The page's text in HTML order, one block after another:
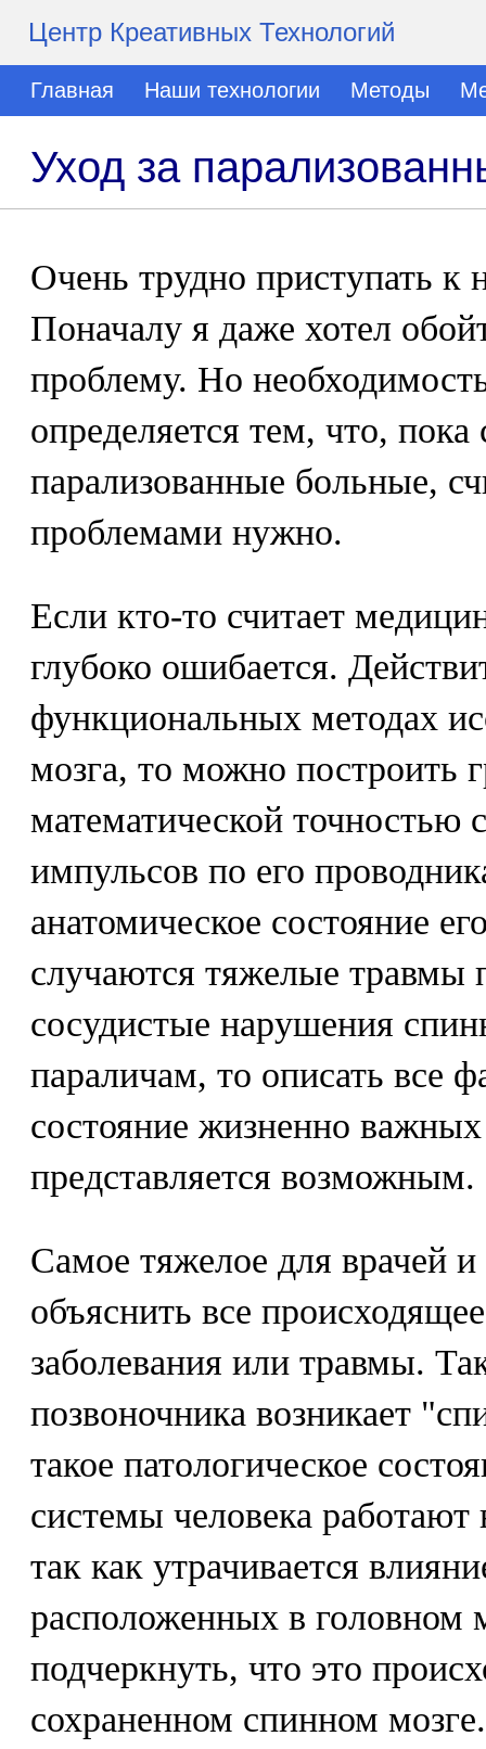
Центр Креативных Технологий
Главная Наши технологии Методы
Уход за
Очень трудно приступать к
Поначалу я даже хотел
проблему. Но
определяется тем, что,
парализованные больные,
проблемами нужно.
Если кто-то считает
глубоко ошибается.
функциональных методах
мозга, то можно построить
математической точностью
импульсов по его
анатомическое состояние
случаются тяжелые травмы
сосудистые нарушения
параличам, то описать все
состояние жизненно важных
представляется возможным.
Самое тяжелое для врачей
объяснить все
заболевания или травмы.
позвоночника возникает
такое патологическое
системы человека
так как утрачивается
расположенных в головном
подчеркнуть, что это
сохраненном спинном